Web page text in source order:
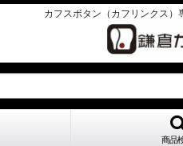
カフスボタン（カフリンクス
商品